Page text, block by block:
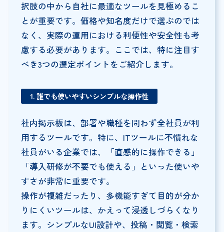
択肢の中から自社に最適なツールを見極めるこ
とが重要です。価格や知名度だけで選ぶのでは
なく、実際の運用における利便性や安全性も考
慮する必要があります。ここでは、特に注目す
べき3つの選定ポイントをご紹介します。
1. 誰でも使いやすいシンプルな操作性
社内掲示板は、部署や職種を問わず全社員が利
用するツールです。特に、ITツールに不慣れな
社員がいる企業では、「直感的に操作できる」
「導入研修が不要でも使える」といった使いや
すさが非常に重要です。
操作が複雑だったり、多機能すぎて目的が分か
りにくいツールは、かえって浸透しづらくなり
ます。シンプルなUI設計や、投稿・閲覧・検索